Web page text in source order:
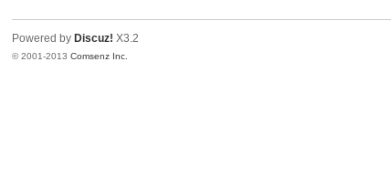
Powered by Discuz! X3.2
© 2001-2013Comsenz Inc.